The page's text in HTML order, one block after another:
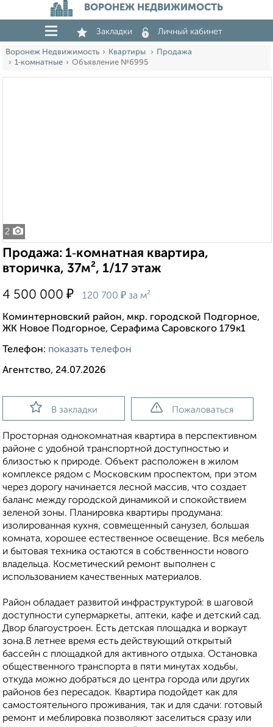
ВОРОНЕЖ НЕДВИЖИМОСТЬ
Закладки Личный кабинет
Воронеж Недвижимость Квартиры
Продажа
1‑комнатные
Объявление №6995
2
Продажа: 1‑комнатная квартира,
вторичка, 37м², 1/17 этаж
4 500 000 ₽ 120 700 ₽ за м²
Коминтерновский район, мкр. городской Подгорное,
ЖК Новое Подгорное, Серафима Саровского 179к1
Телефон: показать телефон
Агентство, 24.07.2026
В закладки Пожаловаться
Просторная однокомнатная квартира в перспективном
районе с удобной транспортной доступностью и
близостью к природе. Объект расположен в жилом
комплексе рядом с Московским проспектом, при этом
через дорогу начинается лесной массив, что создает
баланс между городской динамикой и спокойствием
зеленой зоны. Планировка квартиры продумана:
изолированная кухня, совмещенный санузел, большая
комната, хорошее естественное освещение. Вся мебель
и бытовая техника остаются в собственности нового
владельца. Косметический ремонт выполнен с
использованием качественных материалов.
Район обладает развитой инфраструктурой: в шаговой
доступности супермаркеты, аптеки, кафе и детский сад.
Двор благоустроен. Есть детская площадка и воркаут
зона.В летнее время есть действующий открытый
бассейн с площадкой для активного отдыха. Остановка
общественного транспорта в пяти минутах ходьбы,
откуда можно добраться до центра города или других
районов без пересадок. Квартира подойдет как для
самостоятельного проживания, так и для сдачи: готовый
ремонт и меблировка позволяют заселиться сразу или